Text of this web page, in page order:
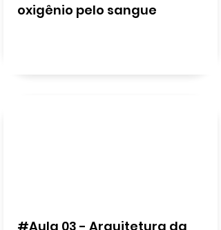
oxigênio pelo sangue
#Aula 03 - Arquitetura da